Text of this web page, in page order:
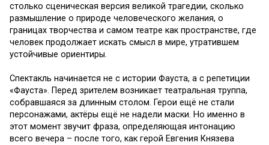
столько сценическая версия великой трагедии, сколько
размышление о природе человеческого желания, о
границах творчества и самом театре как пространстве, где
человек продолжает искать смысл в мире, утратившем
устойчивые ориентиры.
Спектакль начинается не с истории Фауста, а с репетиции
«Фауста». Перед зрителем возникает театральная труппа,
собравшаяся за длинным столом. Герои ещё не стали
персонажами, актёры ещё не надели маски. Но именно в
этот момент звучит фраза, определяющая интонацию
всего вечера – после того, как герой Евгения Князева